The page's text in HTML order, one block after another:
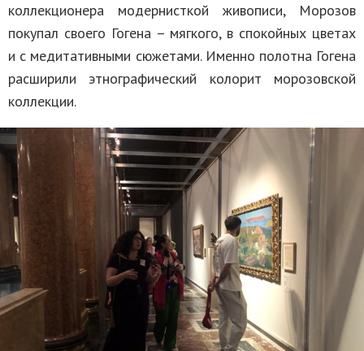
коллекционера модернисткой живописи, Морозов
покупал своего Гогена – мягкого, в спокойных цветах
и с медитативными сюжетами. Именно полотна Гогена
расширили этнографический колорит морозовской
коллекции.